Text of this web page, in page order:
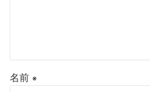
名前 ※